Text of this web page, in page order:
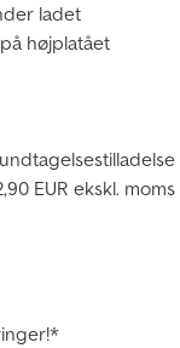
ladet
højplatået
EUR ekskl. moms